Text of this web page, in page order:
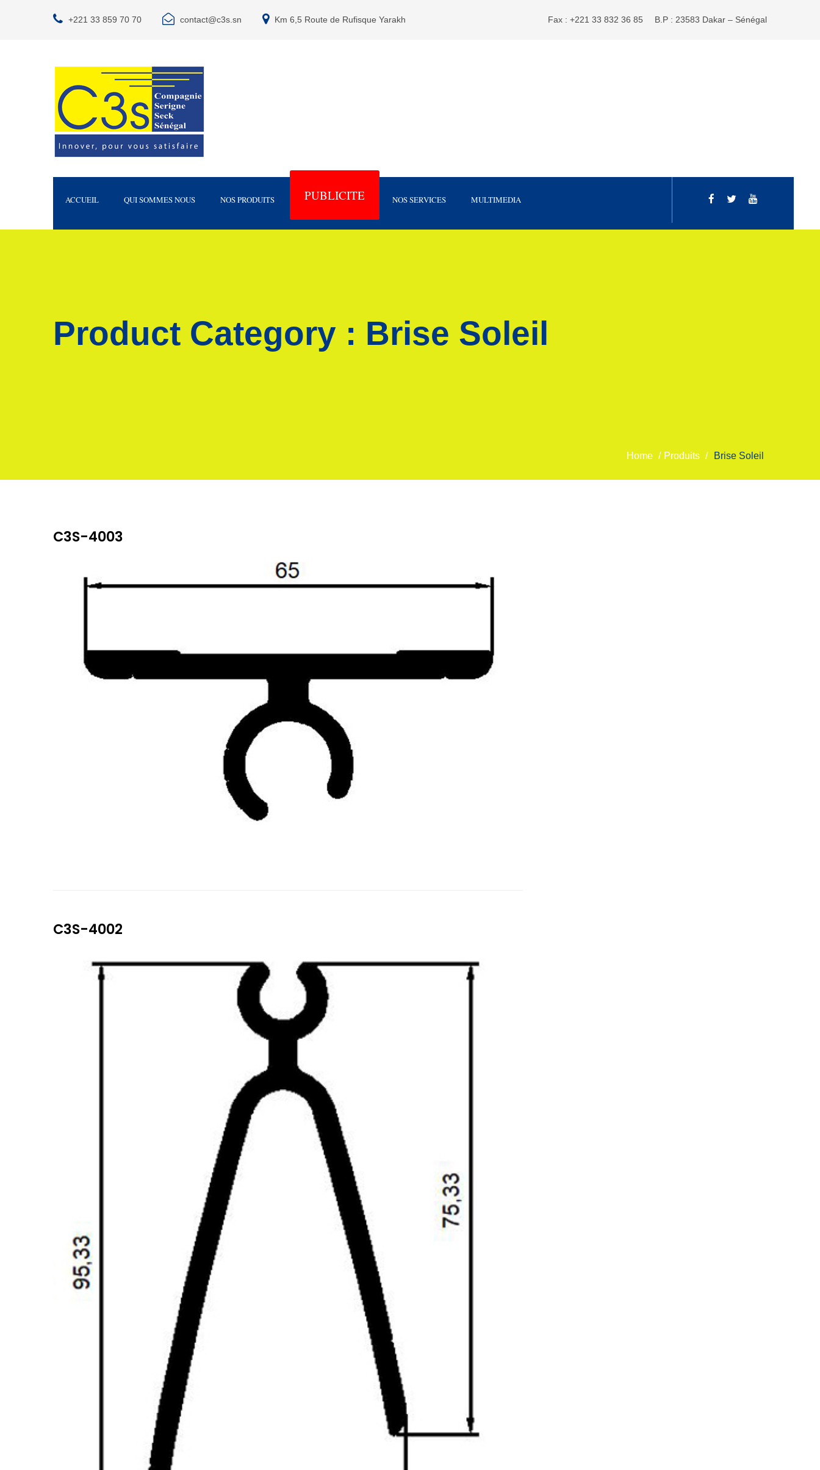
+221 33 859 70 70 contact@c3s.sn Km 6,5 Route de Rufisque Yarakh Fax : +221 33 832 36 85 B.P : 23583 Dakar – Sénégal
ACCUEIL QUI SOMMES NOUS NOS PRODUITS PUBLICITE NOS SERVICES MULTIMEDIA
Product Category : Brise Soleil
Home / Produits / Brise Soleil
C3S-4003
C3S-4002